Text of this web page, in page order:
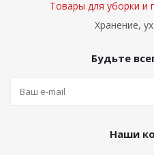
Товары для уборки и
Хранение,
Будьте
Наши